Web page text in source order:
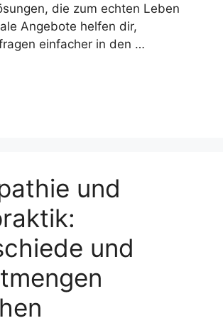
die zum echten Leben
Angebote helfen dir,
einfacher in den …
und
und